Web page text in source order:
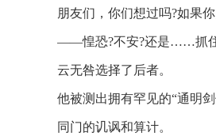
朋友们，你们想过吗?如果
——惶恐?不安?还是……抓
云无咎选择了后者。
他被测出拥有罕见的“通明
同门的讥讽和算计。